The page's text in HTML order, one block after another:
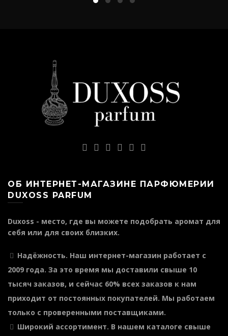
ОБ ИНТЕРНЕТ-МАГАЗИНЕ ПАРФЮМЕРИИ
DUXOSS PARFUM
Duxoss - место, где вы можете подобрать аромат для
себя или для своих близких.
Надёжность. Наш интернет-магазин работает с
2009 года. За это время мы доставили свыше 10
тысяч заказов, и сейчас 60% всех заказов к нам
приходит от постоянных покупателей. Мы работаем
только с проверенными поставщиками.
Широкий ассортимент. В нашем каталоге свыше